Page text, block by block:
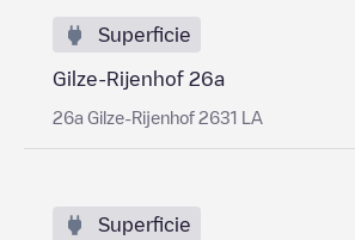
Superficie
Gilze-Rijenhof 26a
26a Gilze-Rijenhof 2631 LA
Superficie